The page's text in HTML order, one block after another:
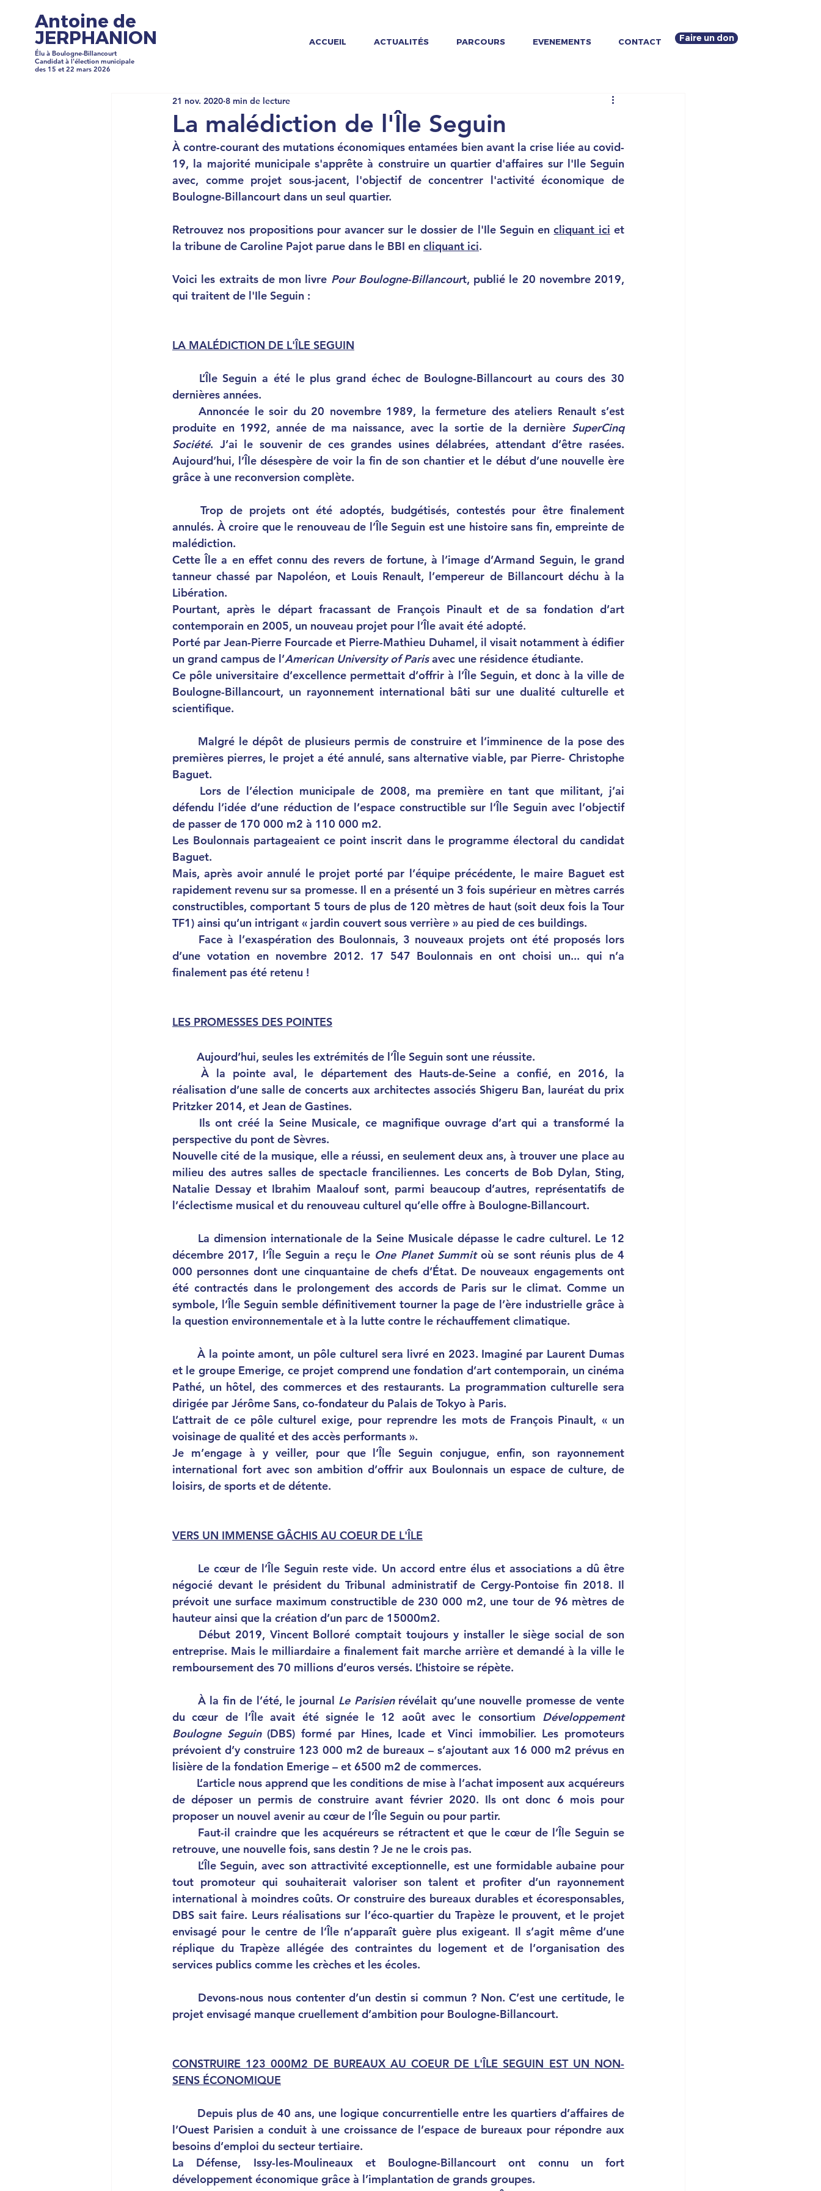
Antoine de
JERPHANION
Élu à Boulogne-Billancourt
Candidat à l'élection municipale
des 15 et 22 mars 2026
ACCUEIL ACTUALITÉS PARCOURS EVENEMENTS CONTACT Faire un don
La malédiction de l'Île Seguin
21 nov. 2020 8 min de lecture
À contre-courant des mutations économiques entamées bien avant la crise liée au covid-
19, la majorité municipale s'apprête à construire un quartier d'affaires sur l'Ile Seguin
avec, comme projet sous-jacent, l'objectif de concentrer l'activité économique de
Boulogne-Billancourt dans un seul quartier.
Retrouvez nos propositions pour avancer sur le dossier de l'Ile Seguin en cliquant ici et
la tribune de Caroline Pajot parue dans le BBI en cliquant ici.
Voici les extraits de mon livre Pour Boulogne-Billancourt, publié le 20 novembre 2019,
qui traitent de l'Ile Seguin :
LA MALÉDICTION DE L'ÎLE SEGUIN
dernières années.
	Annoncée le soir du 20 novembre 1989, la fermeture des ateliers Renault s’est
produite en 1992, année de ma naissance, avec la sortie de la dernière SuperCinq
Société. J’ai le souvenir de ces grandes usines délabrées, attendant d’être rasées.
Aujourd’hui, l’Île désespère de voir la fin de son chantier et le début d’une nouvelle ère
grâce à une reconversion complète.
	Trop de projets ont été adoptés, budgétisés, contestés pour être finalement
annulés. À croire que le renouveau de l’Île Seguin est une histoire sans fin, empreinte de
malédiction.
Cette Île a en effet connu des revers de fortune, à l’image d’Armand Seguin, le grand
tanneur chassé par Napoléon, et Louis Renault, l’empereur de Billancourt déchu à la
Libération.
Pourtant, après le départ fracassant de François Pinault et de sa fondation d’art
contemporain en 2005, un nouveau projet pour l’Île avait été adopté.
Porté par Jean-Pierre Fourcade et Pierre-Mathieu Duhamel, il visait notamment à édifier
un grand campus de l’American University of Paris avec une résidence étudiante.
Ce pôle universitaire d’excellence permettait d’offrir à l’Île Seguin, et donc à la ville de
Boulogne-Billancourt, un rayonnement international bâti sur une dualité culturelle et
scientifique.
premières pierres, le projet a été annulé, sans alternative viable, par Pierre- Christophe
Baguet.
défendu l’idée d’une réduction de l’espace constructible sur l’Île Seguin avec l’objectif
de passer de 170 000 m2 à 110 000 m2.
Les Boulonnais partageaient ce point inscrit dans le programme électoral du candidat
Baguet.
Mais, après avoir annulé le projet porté par l’équipe précédente, le maire Baguet est
rapidement revenu sur sa promesse. Il en a présenté un 3 fois supérieur en mètres carrés
constructibles, comportant 5 tours de plus de 120 mètres de haut (soit deux fois la Tour
TF1) ainsi qu’un intrigant « jardin couvert sous verrière » au pied de ces buildings.
d’une votation en novembre 2012. 17 547 Boulonnais en ont choisi un... qui n’a
finalement pas été retenu !
LES PROMESSES DES POINTES
	Aujourd’hui, seules les extrémités de l’Île Seguin sont une réussite.
réalisation d’une salle de concerts aux architectes associés Shigeru Ban, lauréat du prix
Pritzker 2014, et Jean de Gastines.
perspective du pont de Sèvres.
Nouvelle cité de la musique, elle a réussi, en seulement deux ans, à trouver une place au
milieu des autres salles de spectacle franciliennes. Les concerts de Bob Dylan, Sting,
Natalie Dessay et Ibrahim Maalouf sont, parmi beaucoup d’autres, représentatifs de
l’éclectisme musical et du renouveau culturel qu’elle offre à Boulogne-Billancourt.
décembre 2017, l’Île Seguin a reçu le One Planet Summit où se sont réunis plus de 4
000 personnes dont une cinquantaine de chefs d’État. De nouveaux engagements ont
été contractés dans le prolongement des accords de Paris sur le climat. Comme un
symbole, l’Île Seguin semble définitivement tourner la page de l’ère industrielle grâce à
la question environnementale et à la lutte contre le réchauffement climatique.
et le groupe Emerige, ce projet comprend une fondation d’art contemporain, un cinéma
Pathé, un hôtel, des commerces et des restaurants. La programmation culturelle sera
dirigée par Jérôme Sans, co-fondateur du Palais de Tokyo à Paris.
L’attrait de ce pôle culturel exige, pour reprendre les mots de François Pinault, « un
voisinage de qualité et des accès performants ».
Je m’engage à y veiller, pour que l’Île Seguin conjugue, enfin, son rayonnement
international fort avec son ambition d’offrir aux Boulonnais un espace de culture, de
loisirs, de sports et de détente.
VERS UN IMMENSE GÂCHIS AU COEUR DE L'ÎLE
négocié devant le président du Tribunal administratif de Cergy-Pontoise fin 2018. Il
prévoit une surface maximum constructible de 230 000 m2, une tour de 96 mètres de
hauteur ainsi que la création d’un parc de 15000m2.
entreprise. Mais le milliardaire a finalement fait marche arrière et demandé à la ville le
remboursement des 70 millions d’euros versés. L’histoire se répète.
	À la fin de l’été, le journal
Le Parisien révélait qu’une nouvelle promesse de vente
du cœur de l’Île avait été signée le 12 août avec le consortium Développement
Boulogne Seguin (DBS) formé par Hines, Icade et Vinci immobilier. Les promoteurs
prévoient d’y construire 123 000 m2 de bureaux – s’ajoutant aux 16 000 m2 prévus en
lisière de la fondation Emerige – et 6500 m2 de commerces.
de déposer un permis de construire avant février 2020. Ils ont donc 6 mois pour
proposer un nouvel avenir au cœur de l’Île Seguin ou pour partir.
retrouve, une nouvelle fois, sans destin ? Je ne le crois pas.
tout promoteur qui souhaiterait valoriser son talent et profiter d’un rayonnement
international à moindres coûts. Or construire des bureaux durables et écoresponsables,
DBS sait faire. Leurs réalisations sur l’éco-quartier du Trapèze le prouvent, et le projet
envisagé pour le centre de l’Île n’apparaît guère plus exigeant. Il s’agit même d’une
réplique du Trapèze allégée des contraintes du logement et de l’organisation des
services publics comme les crèches et les écoles.
projet envisagé manque cruellement d’ambition pour Boulogne-Billancourt.
CONSTRUIRE 123 000M2 DE BUREAUX AU COEUR DE L'ÎLE SEGUIN EST UN NON-
SENS ÉCONOMIQUE
l’Ouest Parisien a conduit à une croissance de l’espace de bureaux pour répondre aux
besoins d’emploi du secteur tertiaire.
La Défense, Issy-les-Moulineaux et Boulogne-Billancourt ont connu un fort
développement économique grâce à l’implantation de grands groupes.